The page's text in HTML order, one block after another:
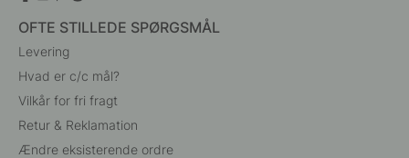
OFTE STILLEDE SPØRGSMÅL
Levering
Hvad er c/c mål?
Vilkår for fri fragt
Retur & Reklamation
Ændre eksisterende ordre